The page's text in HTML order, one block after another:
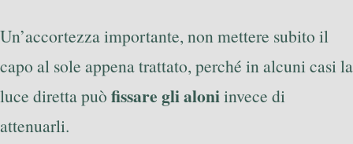
Un’accortezza importante, non mettere subito il
capo al sole appena trattato, perché in alcuni casi la
luce diretta può fissare gli aloniinvece di
attenuarli.